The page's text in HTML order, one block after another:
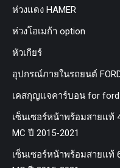
ห่วงแดง HAMER
ห่วงโอเมก้า option
หัวเกียร์
อุปกรณ์ภายในรถยนต์
เคสกุญแจคาร์บอน for ford
เซ็นเซอร์หน้าพร้อมสายแท้
MC ปี 2015-2021
เซ็นเซอร์หน้าพร้อมสายแท้